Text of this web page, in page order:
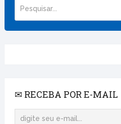
✉ RECEBA POR E-MAIL